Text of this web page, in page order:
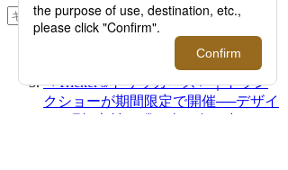
検索
＜Tricker's/トリッカーズ＞｜トラン
クショーが期間限定で開催──デザイ